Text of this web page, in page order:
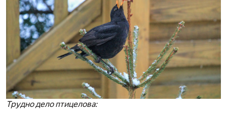
Трудно дело птицелова: